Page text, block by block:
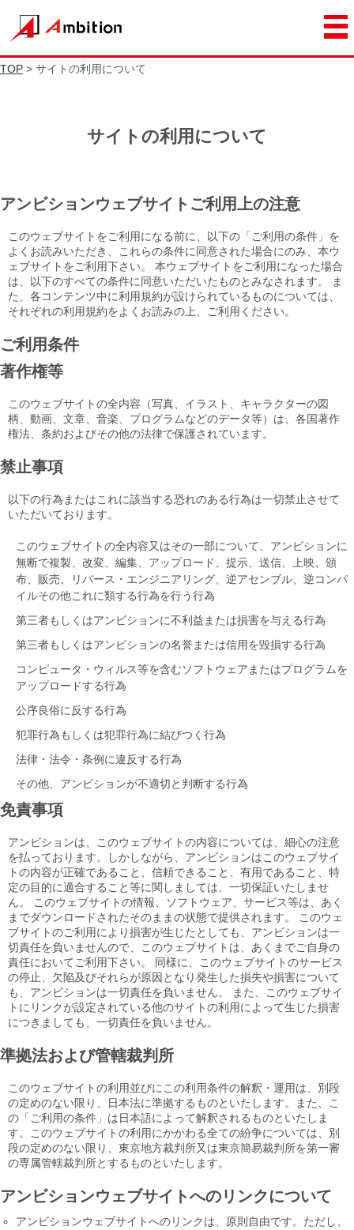
TOP > サイトの利用について
サイトの利用について
アンビションウェブサイトご利用上の注意
このウェブサイトをご利用になる前に、以下の「ご利用の条件」を
よくお読みいただき、これらの条件に同意された場合にのみ、本ウ
ェブサイトをご利用下さい。 本ウェブサイトをご利用になった場合
は、以下のすべての条件に同意いただいたものとみなされます。 ま
た、各コンテンツ中に利用規約が設けられているものについては、
それぞれの利用規約をよくお読みの上、ご利用ください。
ご利用条件
著作権等
このウェブサイトの全内容（写真、イラスト、キャラクターの図
柄、動画、文章、音楽、プログラムなどのデータ等）は、各国著作
権法、条約およびその他の法律で保護されています。
禁止事項
以下の行為またはこれに該当する恐れのある行為は一切禁止させて
いただいております。
このウェブサイトの全内容又はその一部について、アンビションに
無断で複製、改変、編集、アップロード、提示、送信、上映、頒
布、販売、リバース・エンジニアリング、逆アセンブル、逆コンパ
イルその他これに類する行為を行う行為
第三者もしくはアンビションに不利益または損害を与える行為
第三者もしくはアンビションの名誉または信用を毀損する行為
コンピュータ・ウィルス等を含むソフトウェアまたはプログラムを
アップロードする行為
公序良俗に反する行為
犯罪行為もしくは犯罪行為に結びつく行為
法律・法令・条例に違反する行為
その他、アンビションが不適切と判断する行為
免責事項
アンビションは、このウェブサイトの内容については、細心の注意
を払っております。しかしながら、アンビションはこのウェブサイ
トの内容が正確であること、信頼できること、有用であること、特
定の目的に適合すること等に関しましては、一切保証いたしませ
ん。 このウェブサイトの情報、ソフトウェア、サービス等は、あく
までダウンロードされたそのままの状態で提供されます。 このウェ
ブサイトのご利用により損害が生じたとしても、アンビションは一
切責任を負いませんので、このウェブサイトは、あくまでご自身の
責任においてご利用下さい。 同様に、このウェブサイトのサービス
の停止、欠陥及びそれらが原因となり発生した損失や損害について
も、アンビションは一切責任を負いません。 また、このウェブサイ
トにリンクが設定されている他のサイトの利用によって生じた損害
につきましても、一切責任を負いません。
準拠法および管轄裁判所
このウェブサイトの利用並びにこの利用条件の解釈・運用は、別段
の定めのない限り、日本法に準拠するものといたします。また、こ
の「ご利用の条件」は日本語によって解釈されるものといたしま
す。このウェブサイトの利用にかかわる全ての紛争については、別
段の定めのない限り、東京地方裁判所又は東京簡易裁判所を第一審
の専属管轄裁判所とするものといたします。
アンビションウェブサイトへのリンクについて
アンビションウェブサイトへのリンクは、原則自由です。ただし、